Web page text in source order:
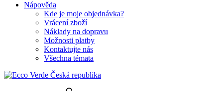
Nápověda
Kde je moje objednávka?
Vrácení zboží
Náklady na dopravu
Možnosti platby
Kontaktujte nás
Všechna témata